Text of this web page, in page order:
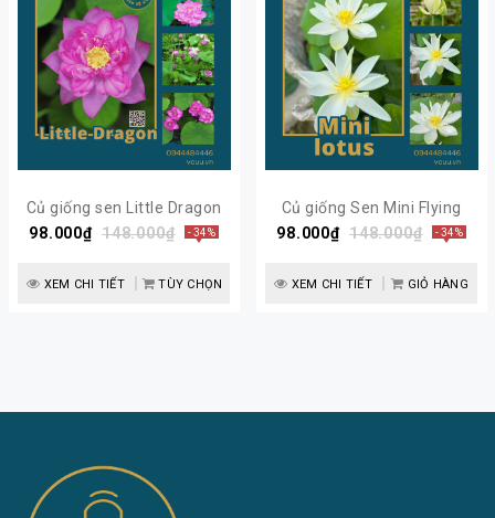
Củ giống sen Little Dragon
siêu hoa | Sen Vô Ưu
98.000₫ 148.000₫ - 34%
XEM CHI TIẾT TÙY CHỌN
Củ giống Sen Mini Flying
Snow
98.000₫ 148.000₫ - 34%
XEM CHI TIẾT GIỎ HÀNG